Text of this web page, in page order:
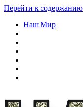
Перейти к содержанию
Наш Мир